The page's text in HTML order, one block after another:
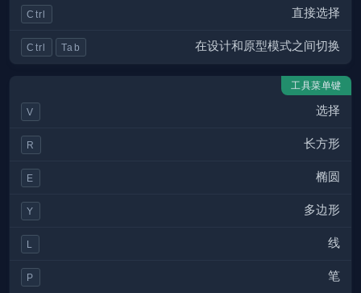
Ctrl 直接选择
Ctrl Tab 在设计和原型模式之间切换
工具菜单键
V 选择
R 长方形
E 椭圆
Y 多边形
L 线
P 笔